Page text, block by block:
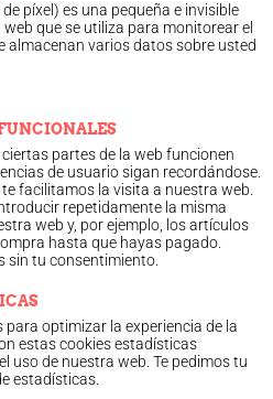
2022
píxel) es una pequeña e invisible
que se utiliza para monitorear el
almacenan varios datos sobre usted
partes de la web funcionen
de usuario sigan recordándose.
facilitamos la visita a nuestra web.
repetidamente la misma
web y, por ejemplo, los artículos
hasta que hayas pagado.
sin tu consentimiento.
optimizar la experiencia de la
estas cookies estadísticas
uso de nuestra web. Te pedimos tu
estadísticas.